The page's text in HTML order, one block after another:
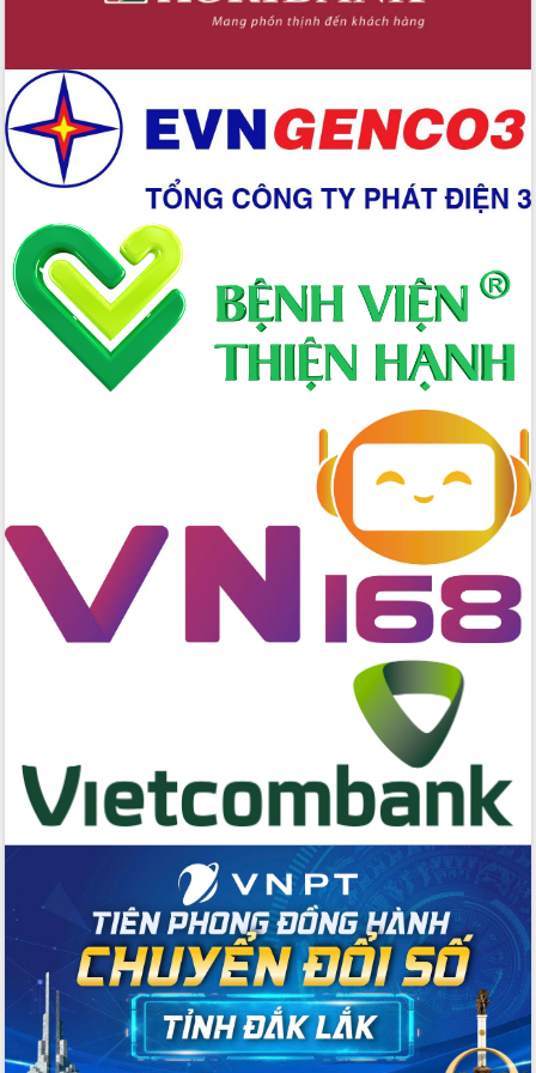
Chuyển đổi số 'mở đường' cho nông
nghiệp Đắk Lắk tăng trưởng bứt phá
địa chính, hoàn thiện cơ sở dữ liệu đất
Ứng dụng sinh trắc học - Bước tiến
trong hành trình chuyển đổi số tại Đắk
Lắk
Đắk Lắk nâng cao hiệu quả công tác
Đảng từ Sổ tay đảng viên điện tử
Đắk Lắk đẩy mạnh nuôi biển công
nghệ, hướng tới phát triển thủy sản
bền vững
Tập huấn nâng cao năng lực triển khai
chuyển đổi số cho cán bộ, công chức
tâm đạt được mục tiêu tăng trưởng
hai con số trong năm 2026
Tổ chức trang trọng Lễ hội Đền thờ
Lương Văn Chánh năm 2026
Phó Bí thư Tỉnh ủy Đắk Lắk Đỗ Hữu
Chuyển đổi số thư viện: Mở rộng
không gian tri thức trong thời đại số
Đánh giá, rút kinh nghiệm công tác tổ
chức diễn tập trước ngày bầu cử
Chương trình “Gặp gỡ hữu nghị –
Friendship Meeting New Year 2026”
Bầu cử Quốc hội và HĐND: Cử tri Đắk
Lắk gửi gắm niềm tin, kỳ vọng vào lá
phiếu
Đắk Lắk sẵn sàng các điều kiện cho
Ngày hội bầu cử đại biểu Quốc hội
khóa XVI và HĐND các cấp nhiệm kỳ